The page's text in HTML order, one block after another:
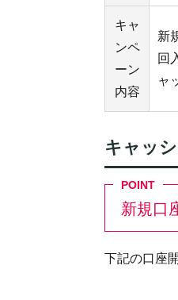
キャ
ンペ
ーン
内容
新
回
ャ
キャッ
新規口
下記の口座